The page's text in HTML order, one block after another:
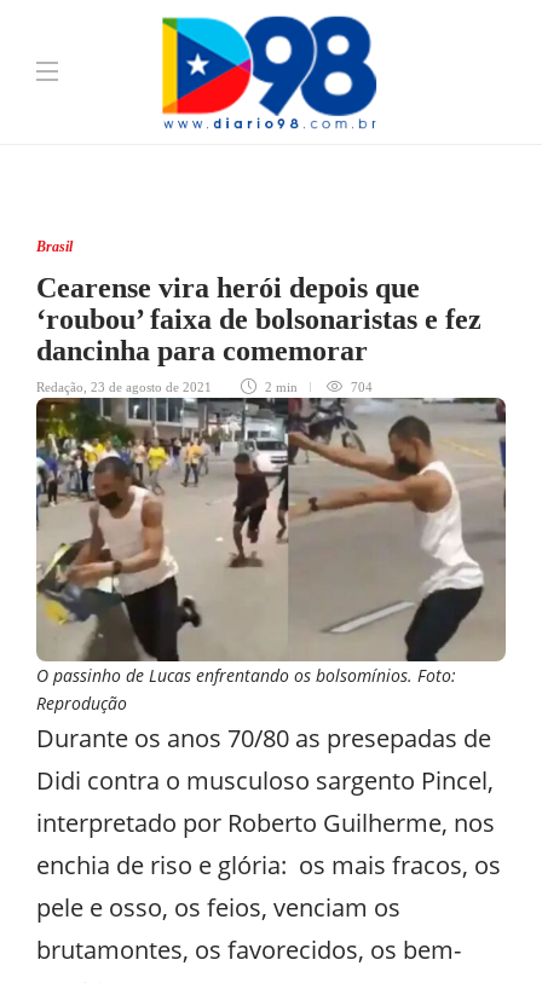
Brasil
Cearense vira herói depois que
‘roubou’ faixa de bolsonaristas e fez
dancinha para comemorar
Redação 23 de agosto de 2021 2 min 704
O passinho de Lucas enfrentando os bolsomínios. Foto:
Reprodução
Durante os anos 70/80 as presepadas de
Didi contra o musculoso sargento Pincel,
interpretado por Roberto Guilherme, nos
enchia de riso e glória: os mais fracos, os
pele e osso, os feios, venciam os
brutamontes, os favorecidos, os bem-